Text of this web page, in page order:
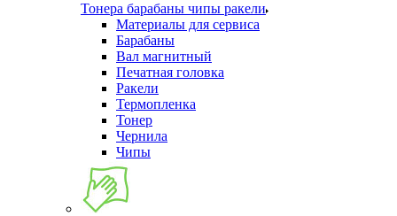
Тонера барабаны чипы ракели
Материалы для сервиса
Барабаны
Вал магнитный
Печатная головка
Ракели
Термопленка
Тонер
Чернила
Чипы